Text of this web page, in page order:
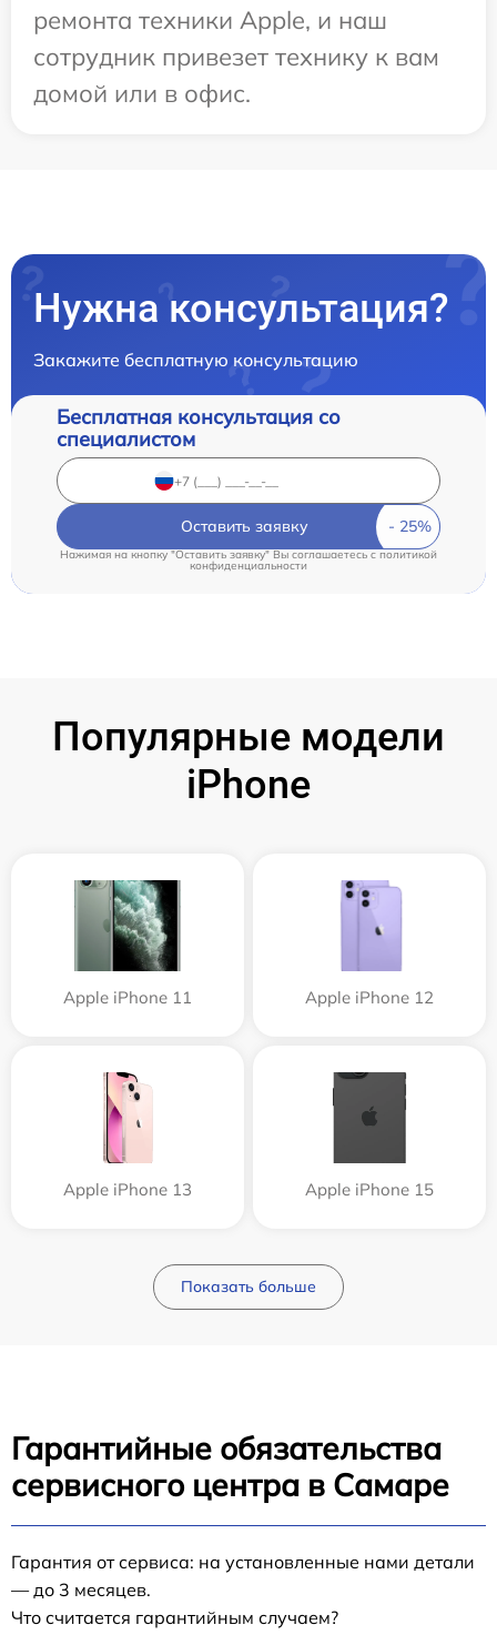
ремонта техники Apple, и наш
сотрудник привезет технику к вам
домой или в офис.
Нужна консультация?
Закажите бесплатную консультацию
Бесплатная консультация со
специалистом
Оставить заявку
Нажимая на кнопку "Оставить заявку" Вы соглашаетесь cполитикой
конфиденциальности
Популярные модели
iPhone
Apple iPhone 11 Apple iPhone 12
Apple iPhone 13 Apple iPhone 15
Показать больше
Гарантийные обязательства
сервисного центра в Самаре
Гарантия от сервиса: на установленные нами детали
— до 3 месяцев.
Что считается гарантийным случаем?